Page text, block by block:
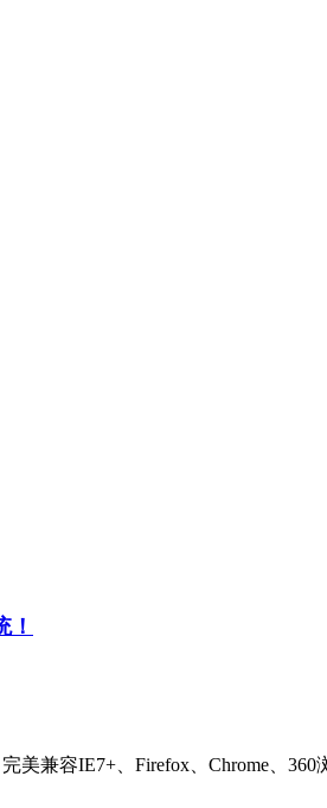
兼容IE7+、Firefox、Chrome、